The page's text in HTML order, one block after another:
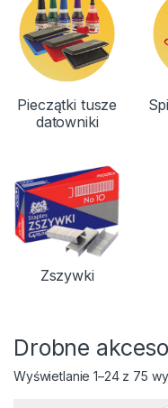
Pieczątki tusze
datowniki
Zszywki
Drobne
Wyświetlanie 1–24 z 75